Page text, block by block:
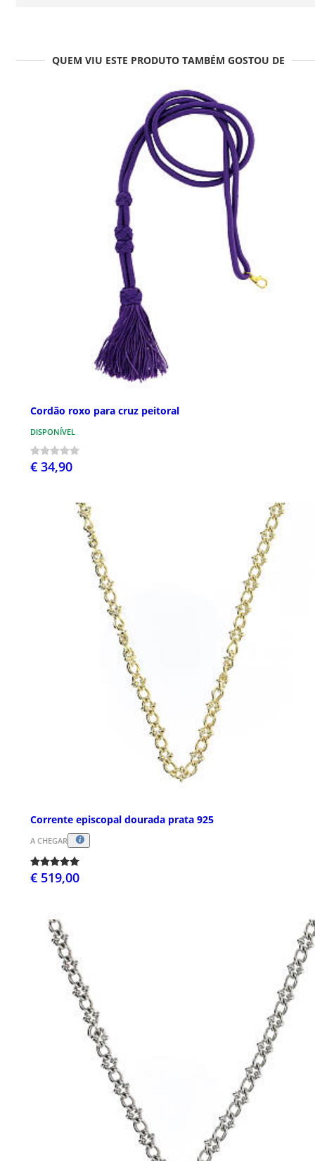
QUEM VIU ESTE PRODUTO TAMBÉM GOSTOU DE
Cordão roxo para cruz peitoral
DISPONÍVEL
€ 34,90
Corrente episcopal dourada prata 925
A CHEGAR
€ 519,00